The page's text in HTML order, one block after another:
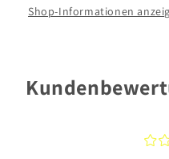
Shop-Informationen
¤